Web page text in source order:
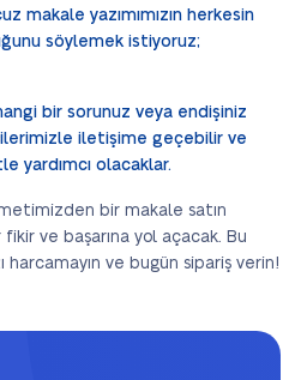
makale yazımımızın herkesin
söylemek istiyoruz;
bir sorunuz veya endişiniz
iletişime geçebilir ve
yardımcı olacaklar.
bir makale satın
ve başarına yol açacak. Bu
harcamayın ve bugün sipariş verin!